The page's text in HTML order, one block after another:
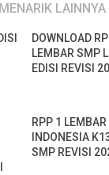
LAINNYA
DOWNLOAD
LEMBAR SMP
EDISI REVISI
RPP 1
INDONESIA
SMP REVISI